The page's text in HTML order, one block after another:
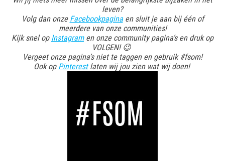
leven?
Volg dan onze Facebookpaginaen sluit je aan bij één of
meerdere van onze communities!
Kijk snel op Instagramen onze community pagina’s en druk op
VOLGEN! 😉
Vergeet onze pagina’s niet te taggen en gebruik #fsom!
Ook op Pinterestlaten wij jou zien wat wij doen!